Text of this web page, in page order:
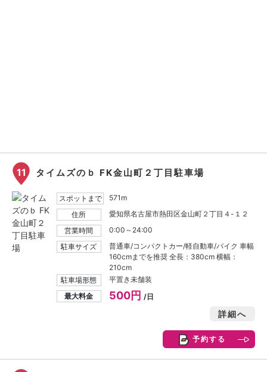
11 タイムズのｂ FK金山町２丁目駐車場
スポットまで
571m
住所
愛知県名古屋市熱田区金山町２丁目４-１２
営業時間
0:00～24:00
駐車サイズ
普通車/コンパクトカー/軽自動車/バイク 車幅
160cmまでを推奨 全長：380cm 横幅：
210cm
駐車場形態
平置き未舗装
最大料金
500円/日
詳細へ
予約する